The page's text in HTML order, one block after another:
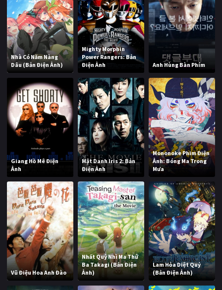
Nhà Có Năm Nàng
Dâu (Bản Điện Ảnh)
Mighty Morphin
Power Rangers: Bản
Điện Ảnh
Anh Hùng Bàn Phím
Giang Hồ Mê Điện
Ảnh
Mật Danh Iris 2: Bản
Điện Ảnh
Mononoke Phim Điện
Ảnh: Bóng Ma Trong
Mưa
Vũ Điệu Hoa Anh Đào
Nhất Quỷ Nhì Ma Thứ
Ba Takagi (Bản Điện
Ảnh)
Lam Hỏa Diệt Quỷ
(Bản Điện Ảnh)